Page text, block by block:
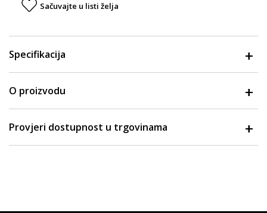
Sačuvajte u listi želja
Specifikacija
O proizvodu
Provjeri dostupnost u trgovinama